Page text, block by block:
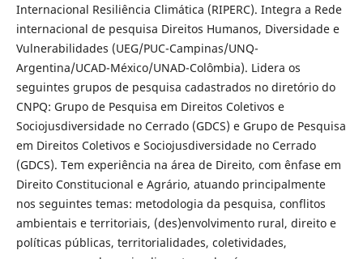
Internacional Resiliência Climática (RIPERC). Integra a Rede
internacional de pesquisa Direitos Humanos, Diversidade e
Vulnerabilidades (UEG/PUC-Campinas/UNQ-
Argentina/UCAD-México/UNAD-Colômbia). Lidera os
seguintes grupos de pesquisa cadastrados no diretório do
CNPQ: Grupo de Pesquisa em Direitos Coletivos e
Sociojusdiversidade no Cerrado (GDCS) e Grupo de Pesquisa
em Direitos Coletivos e Sociojusdiversidade no Cerrado
(GDCS). Tem experiência na área de Direito, com ênfase em
Direito Constitucional e Agrário, atuando principalmente
nos seguintes temas: metodologia da pesquisa, conflitos
ambientais e territoriais, (des)envolvimento rural, direito e
políticas públicas, territorialidades, coletividades,